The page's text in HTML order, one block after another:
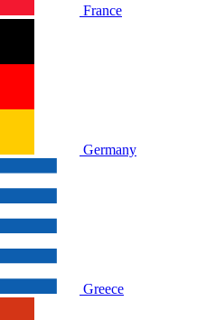
France
Germany
Greece